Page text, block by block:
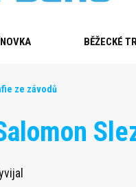
BĚŽECKÉ
ze závodů